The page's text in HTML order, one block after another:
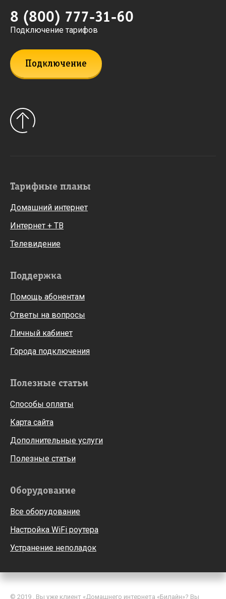
8 (800) 777-31-60
Подключение тарифов
Подключение
Тарифные планы
Домашний интернет
Интернет + ТВ
Телевидение
Поддержка
Помощь абонентам
Ответы на вопросы
Личный кабинет
Города подключения
Полезные статьи
Способы оплаты
Карта сайта
Дополнительные услуги
Полезные статьи
Оборудование
Все оборудование
Настройка WiFi роутера
Устранение неполадок
© 2019 . Вы уже клиент «Домашнего интернета «Билайн»? Вы